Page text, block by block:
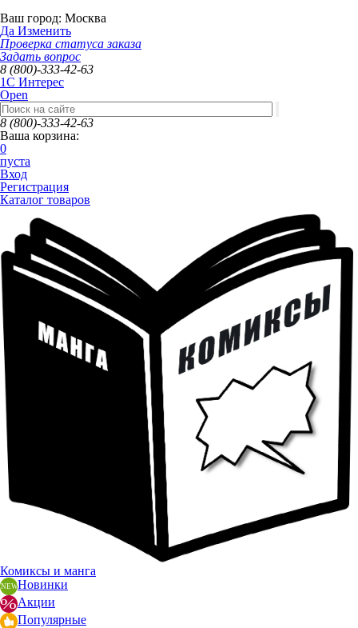
Ваш город: Москва
Да Изменить
Проверка статуса заказа
Задать вопрос
8 (800)-333-42-63
1C Интерес
Open
8 (800)-333-42-63
Ваша корзина:
0
пуста
Вход
Регистрация
Каталог товаров
Комиксы и манга
Новинки
Акции
Популярные